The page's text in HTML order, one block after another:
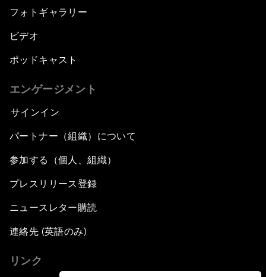
フォトギャラリー
ビデオ
ポッドキャスト
エンゲージメント
サインイン
パートナー（組織）について
参加する（個人、組織）
プレスリリース登録
ニュースレター購読
連絡先 (英語のみ)
リンク